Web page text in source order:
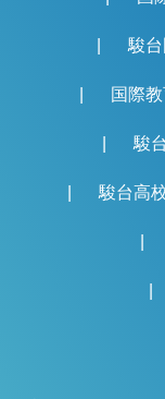
駿
国際
駿
駿台高